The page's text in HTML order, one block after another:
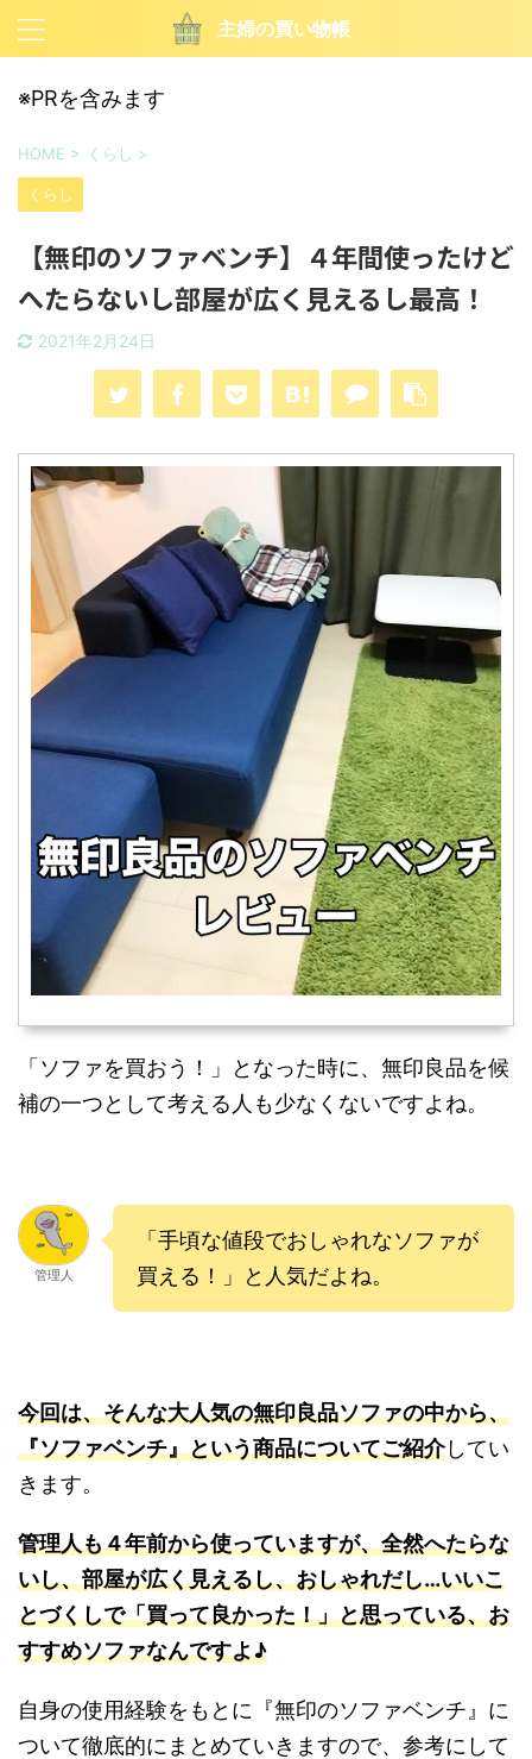
主婦の買い物帳
※PRを含みます
HOME > くらし >
くらし
【無印のソファベンチ】４年間使ったけど
へたらないし部屋が広く見えるし最高！
2021年2月24日
「ソファを買おう！」となった時に、無印良品を候
補の一つとして考える人も少なくないですよね。
管理人
「手頃な値段でおしゃれなソファが
買える！」と人気だよね。
今回は、そんな大人気の無印良品ソファの中から、
『ソファベンチ』という商品についてご紹介してい
きます。
管理人も４年前から使っていますが、全然へたらな
いし、部屋が広く見えるし、おしゃれだし…いいこ
とづくしで「買って良かった！」と思っている、お
すすめソファなんですよ♪
自身の使用経験をもとに『無印のソファベンチ』に
ついて徹底的にまとめていきますので、参考にして